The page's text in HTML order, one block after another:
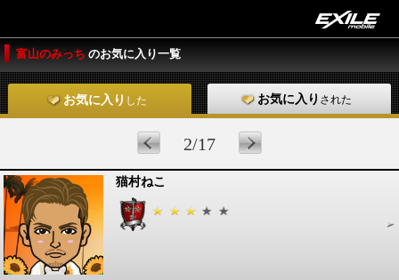
富山のみっち のお気に入り一覧
お気に入り した お気に入り された
2/17
猫村ねこ